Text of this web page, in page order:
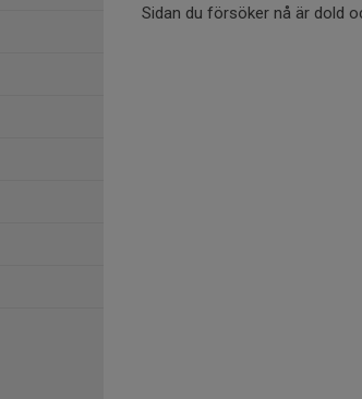
Sidan du försöker nå är dold